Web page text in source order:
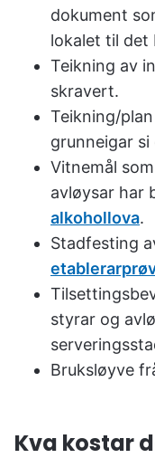
dokument
lokalet til det
Teikning av
skravert.
Teikning/
grunneigar
Vitnemål
avløysar har
alkohollova.
Stadfesting
styrar og
Bruksløyve
Kva kostar